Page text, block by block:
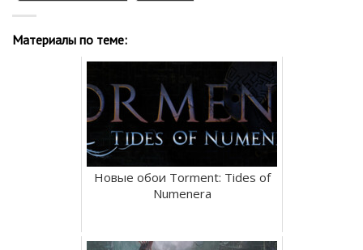
Материалы по теме:
Новые обои Torment: Tides of
Numenera